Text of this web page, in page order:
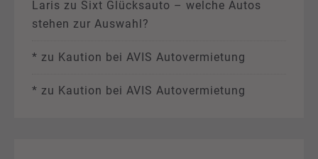
Laris zu Sixt Glücksauto – welche Autos
stehen zur Auswahl?
* zu Kaution bei AVIS Autovermietung
* zu Kaution bei AVIS Autovermietung